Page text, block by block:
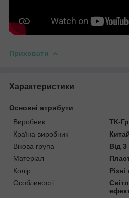
Приховати
Характеристики
Основні атрибути
Виробник
ТК-
Країна виробник
Вікова група
Від 3
Матеріал
Колір
Особливості